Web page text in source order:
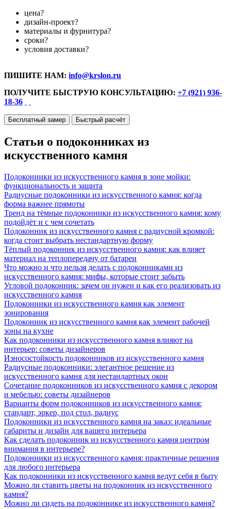
цена?
дизайн-проект?
материалы и фурнитура?
сроки?
условия доставки?
ПИШИТЕ НАМ: info@krslon.ru
ПОЛУЧИТЕ БЫСТРУЮ КОНСУЛЬТАЦИЮ: +7 (921) 936-
18-36
Бесплатный замер Быстрый расчёт
Статьи о подоконниках из
искусственного камня
Подоконники из искусственного камня в зоне мойки:
функциональность и защита
Радиусные подоконники из искусственного камня: когда
форма важнее прямоты
Тренд на тёмные подоконники из искусственного камня: кому
подойдёт и с чем сочетать
Подоконник из искусственного камня с радиусной кромкой:
когда стоит выбрать нестандартную форму
Тёплый подоконник из искусственного камня: как влияет
материал на теплопередачу от батареи
Что можно и что нельзя делать с подоконниками из
искусственного камня: мифы, которые стоит забыть
Угловой подоконник: зачем он нужен и как его реализовать из
искусственного камня
Подоконники из искусственного камня как элемент
зонирования
Подоконник из искусственного камня как элемент рабочей
зоны на кухне
Как подоконники из искусственного камня влияют на
интерьер: советы дизайнеров
Износостойкость подоконников из искусственного камня
Радиусные подоконники: элегантное решение из
искусственного камня для нестандартных окон
Сочетание подоконников из искусственного камня с декором
и мебелью: советы дизайнеров
Варианты форм подоконников из искусственного камня:
стандарт, эркер, под стол, радиус
Подоконники из искусственного камня на заказ: идеальные
габариты и дизайн для вашего интерьера
Как сделать подоконник из искусственного камня центром
внимания в интерьере?
Подоконники из искусственного камня: практичные решения
для любого интерьера
Как подоконники из искусственного камня ведут себя в быту
Можно ли ставить цветы на подоконник из искусственного
камня?
Можно ли сидеть на подоконнике из искусственного камня?